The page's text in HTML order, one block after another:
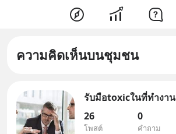
ความคิดเห็นบนชุมชน
รับมือtoxicในที่ทำงาน
26
โพสต์
0
คำถาม